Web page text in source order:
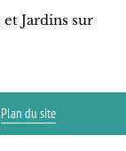
Jardins sur
Plan du site